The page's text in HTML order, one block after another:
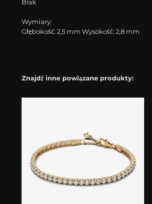
Brak
Wymiary:
Głębokość: 2,5 mm Wysokość: 2,8 mm
Znajdź inne powiązane produkty: